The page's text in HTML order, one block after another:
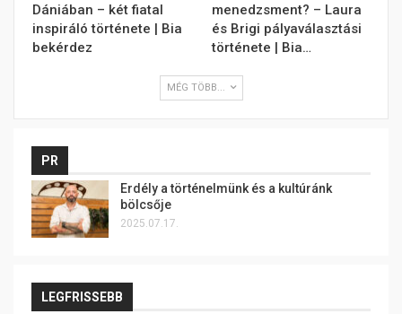
Dániában – két fiatal
inspiráló története | Bia
bekérdez
menedzsment? – Laura
és Brigi pályaválasztási
története | Bia…
MÉG TÖBB...
PR
Erdély a történelmünk és a kultúránk
bölcsője
2025.07.17.
LEGFRISSEBB